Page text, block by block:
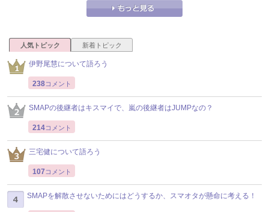
人気トピック 新着トピック
伊野尾慧について語ろう
238コメント
SMAPの後継者はキスマイで、嵐の後継者はJUMPなの？
214コメント
三宅健について語ろう
107 コメント
SMAPを解散させないためにはどうするか、スマオタが懸命に考える！